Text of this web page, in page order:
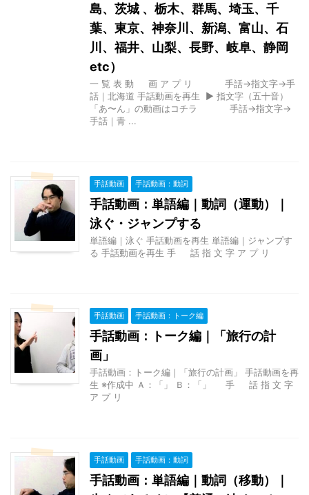
島、茨城 、栃木、群馬、埼玉、千
葉、東京、神奈川、新潟、富山、石
川、福井、山梨、長野、岐阜、静岡
etc）
一 覧 表 動 画 ア プ リ 手話→指文字→手
話｜北海道 手話動画を再生 ▶ 指文字（五十音）
「あ〜ん」の動画はコチラ 手話→指文字→
手話｜青 ...
手話動画 手話動画：動詞
手話動画：単語編｜動詞（運動）｜
泳ぐ・ジャンプする
単語編｜泳ぐ 手話動画を再生 単語編｜ジャンプす
る 手話動画を再生 手 話 指 文 字 ア プ リ
手話動画 手話動画：トーク編
手話動画：トーク編｜「旅行の計
画」
手話動画：トーク編｜「旅行の計画」 手話動画を再
生 ※作成中 Ａ：「」 Ｂ：「」 手 話 指 文 字
ア プ リ
手話動画 手話動画：動詞
手話動画：単語編｜動詞（移動）｜